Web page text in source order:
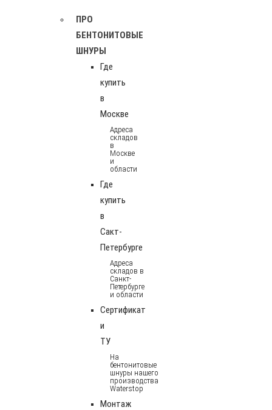
ПРО
БЕНТОНИТОВЫЕ
ШНУРЫ
Где
купить
в
Москве
Адреса
складов
в
Москве
и
области
Где
купить
в
Сакт-
Петербурге
Адреса
складов в
Санкт-
Петербурге
и области
Сертификат
и
ТУ
На
бентонитовые
шнуры нашего
производства
Waterstop
Монтаж